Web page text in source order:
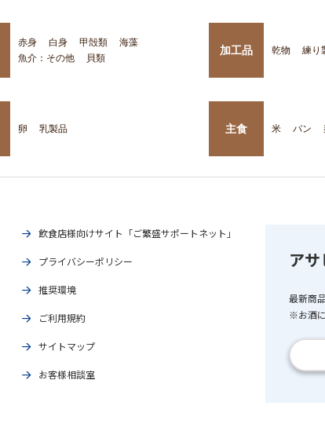
赤身 白身 甲殻類
海藻
魚介：その他
貝類
加工品 乾物 練り
卵 乳製品 主食 米 パン
飲食店様向けサイト「ご繁盛サポートネット」
プライバシーポリシー
推奨環境
ご利用規約
サイトマップ
お客様相談室
ア
最新商
※お酒